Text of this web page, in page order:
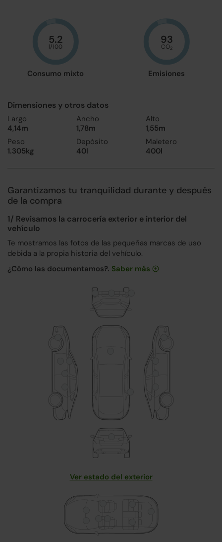
Consumo mixto
5.2
l/100
Emisiones
93
CO2
Dimensiones y otros datos
Largo
4,14m
Ancho
1,78m
Alto
1,55m
Peso
1.305kg
Depósito
40l
Maletero
400l
Garantizamos tu tranquilidad durante y después
de la compra
1/ Revisamos la carrocería exterior e interior del
vehículo
Te mostramos las fotos de las pequeñas marcas de uso
debida a la propia historia del vehículo.
¿Cómo las documentamos?. Saber más
Ver estado del exterior